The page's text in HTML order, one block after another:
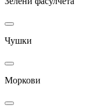
Чушки
Моркови